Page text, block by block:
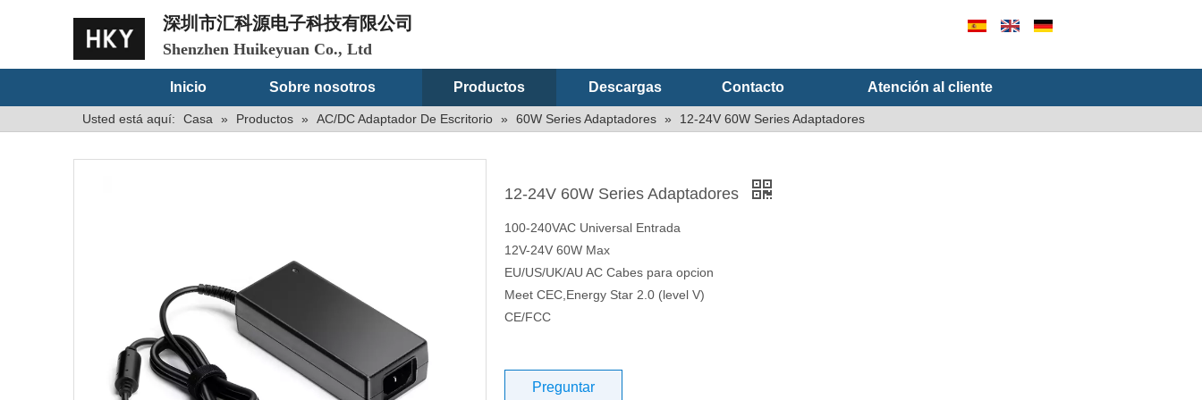
深圳市汇科源电子科技有限公司
Shenzhen Huikeyuan Co., Ltd
Inicio Sobre nosotros Productos Descargas Contacto Atención al cliente
Usted está aquí: Casa » Productos » AC/DC Adaptador De Escritorio » 60W Series Adaptadores » 12-24V 60W Series Adaptadores
12-24V 60W Series Adaptadores
100-240VAC Universal Entrada
12V-24V 60W Max
EU/US/UK/AU AC Cabes para opcion
Meet CEC,Energy Star 2.0 (level V)
CE/FCC
Preguntar